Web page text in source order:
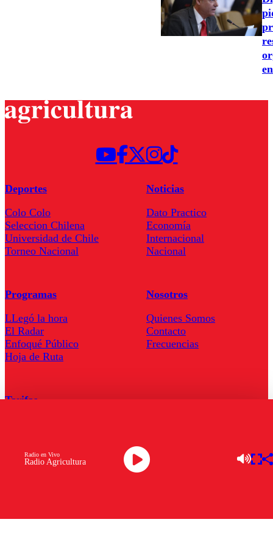
Radio Agricultura
Radio en Vivo
Deportes
Colo Colo
Seleccion Chilena
Universidad de Chile
Torneo Nacional
Noticias
Dato Practico
Economía
Internacional
Nacional
Programas
LLegó la hora
El Radar
Enfoqué Público
Hoja de Ruta
Nosotros
Quienes Somos
Contacto
Frecuencias
Tarifas
Descarga la APP